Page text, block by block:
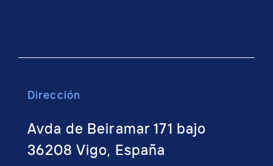
Dirección
Avda de Beiramar 171 bajo
36208 Vigo, España